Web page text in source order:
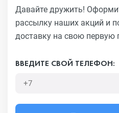
Давайте дружить!
рассылку наших акций и
доставку на свою первую
ВВЕДИТЕ СВОЙ ТЕЛЕФОН: